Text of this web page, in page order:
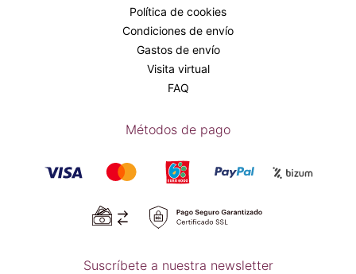
Política de cookies
Condiciones de envío
Gastos de envío
Visita virtual
FAQ
Métodos de pago
Suscríbete a nuestra newsletter